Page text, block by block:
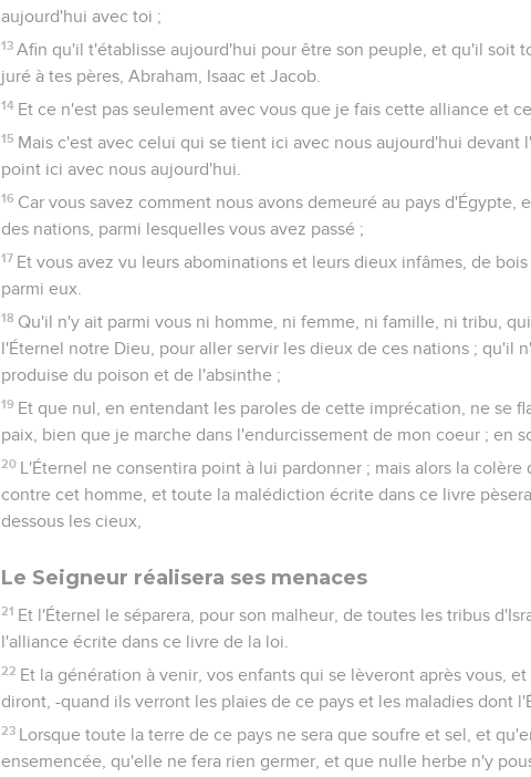
aujourd'hui avec toi ;
13 Afin qu'il t'établisse aujourd'hui pour être son peuple, et qu'il soit
juré à tes pères, Abraham, Isaac et Jacob.
14 Et ce n'est pas seulement avec vous que je fais cette alliance et
15 Mais c'est avec celui qui se tient ici avec nous aujourd'hui
point ici avec nous aujourd'hui.
16 Car vous savez comment nous avons demeuré au pays d'Égypte,
des nations, parmi lesquelles vous avez passé ;
17 Et vous avez vu leurs abominations et leurs dieux infâmes, de
parmi eux.
18 Qu'il n'y ait parmi vous ni homme, ni femme, ni famille, ni tribu,
l'Éternel notre Dieu, pour aller servir les dieux de ces nations ; qu'il
produise du poison et de l'absinthe ;
19 Et que nul, en entendant les paroles de cette imprécation, ne se
paix, bien que je marche dans l'endurcissement de mon coeur ; en
20 L'Éternel ne consentira point à lui pardonner ; mais alors la
contre cet homme, et toute la malédiction écrite dans ce livre
dessous les cieux,
Le Seigneur réalisera ses menaces
21 Et l'Éternel le séparera, pour son malheur, de toutes les tribus
l'alliance écrite dans ce livre de la loi.
22 Et la génération à venir, vos enfants qui se lèveront après vous,
diront, -quand ils verront les plaies de ce pays et les maladies dont
23 Lorsque toute la terre de ce pays ne sera que soufre et sel, et
ensemencée, qu'elle ne fera rien germer, et que nulle herbe n'y